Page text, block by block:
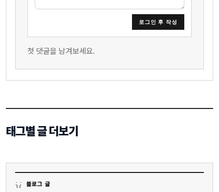
블로그 글
로그인 후 작성
첫 댓글을 남겨보세요.
태그별 글 더보기